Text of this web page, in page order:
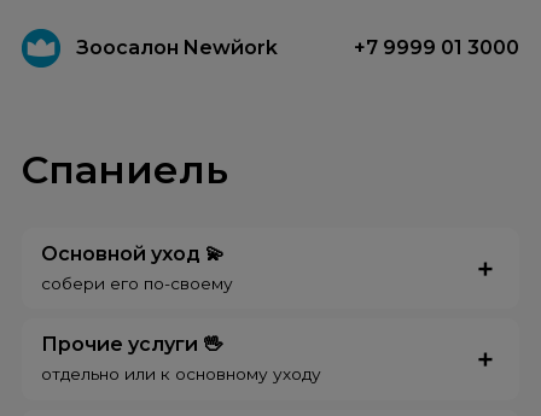
Зоосалон Newйork +7 9999 01 3000
Спаниель
Основной уход 💫
собери его по-своему
Прочие услуги 🖖
отдельно или к основному уходу